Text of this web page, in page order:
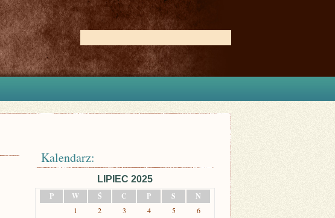
Kalendarz:
LIPIEC 2025
P
W Ś C P S N
1 2 3 4 5
6